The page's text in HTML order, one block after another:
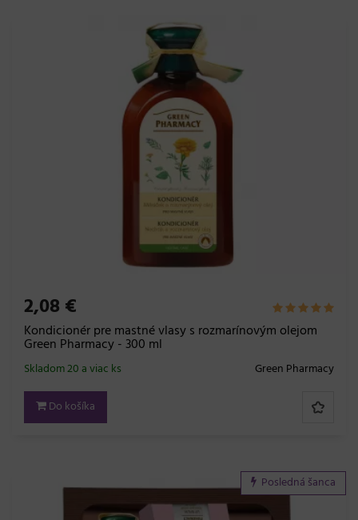
2,08 €
Kondicionér pre mastné vlasy s rozmarínovým olejom
Green Pharmacy - 300 ml
Green Pharmacy
Skladom 20 a viac ks
Do košíka
Posledná šanca